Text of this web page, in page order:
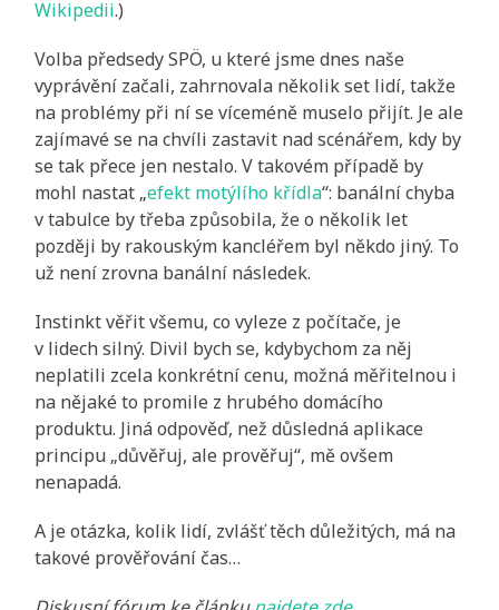
Wikipedii.)
Volba předsedy SPÖ, u které jsme dnes naše
vyprávění začali, zahrnovala několik set lidí, takže
na problémy při ní se víceméně muselo přijít. Je ale
zajímavé se na chvíli zastavit nad scénářem, kdy by
se tak přece jen nestalo. V takovém případě by
mohl nastat „efekt motýlího křídla“: banální chyba
v tabulce by třeba způsobila, že o několik let
později by rakouským kancléřem byl někdo jiný. To
už není zrovna banální následek.
Instinkt věřit všemu, co vyleze z počítače, je
v lidech silný. Divil bych se, kdybychom za něj
neplatili zcela konkrétní cenu, možná měřitelnou i
na nějaké to promile z hrubého domácího
produktu. Jiná odpověď, než důsledná aplikace
principu „důvěřuj, ale prověřuj“, mě ovšem
nenapadá.
A je otázka, kolik lidí, zvlášť těch důležitých, má na
takové prověřování čas…